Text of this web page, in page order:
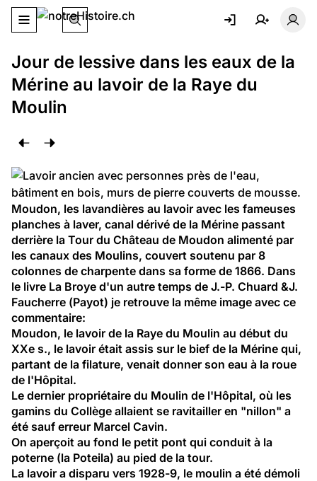
Basculer le menu de navigation
Jour de lessive dans les eaux de la
Mérine au lavoir de la Raye du
Moulin
Moudon, les lavandières au lavoir avec les fameuses
planches à laver, canal dérivé de la Mérine passant
derrière la Tour du Château de Moudon alimenté par
les canaux des Moulins, couvert soutenu par 8
colonnes de charpente dans sa forme de 1866. Dans
le livre La Broye d'un autre temps de J.-P. Chuard &J.
Faucherre (Payot) je retrouve la même image avec ce
commentaire:
Moudon, le lavoir de la Raye du Moulin au début du
XXe s., le lavoir était assis sur le bief de la Mérine qui,
partant de la filature, venait donner son eau à la roue
de l'Hôpital.
Le dernier propriétaire du Moulin de l'Hôpital, où les
gamins du Collège allaient se ravitailler en "nillon" a
été sauf erreur Marcel Cavin.
On aperçoit au fond le petit pont qui conduit à la
poterne (la Poteila) au pied de la tour.
La lavoir a disparu vers 1928-9, le moulin a été démoli